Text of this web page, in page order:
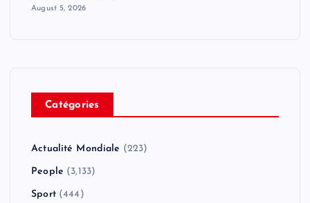
August 5, 2026
Catégories
Actualité Mondiale (223)
People (3,133)
Sport(444)